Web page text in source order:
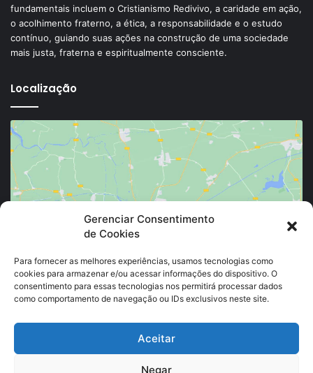
Gerenciar Consentimento
de Cookies
Para fornecer as melhores experiências, usamos tecnologias como
cookies para armazenar e/ou acessar informações do dispositivo. O
consentimento para essas tecnologias nos permitirá processar dados
como comportamento de navegação ou IDs exclusivos neste site.
Aceitar
Negar
fundamentais incluem o Cristianismo Redivivo, a caridade em ação,
o acolhimento fraterno, a ética, a responsabilidade e o estudo
contínuo, guiando suas ações na construção de uma sociedade
mais justa, fraterna e espiritualmente consciente.
Localização
Clique para aceitar os cookies marketing e
ativar este conteúdo